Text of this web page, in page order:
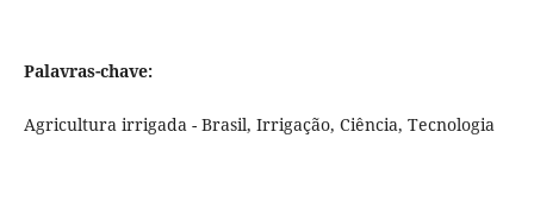
Palavras-chave:
Agricultura irrigada - Brasil, Irrigação, Ciência, Tecnologia